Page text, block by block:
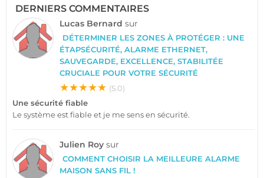
DERNIERS COMMENTAIRES
Lucas Bernard sur
DÉTERMINER LES ZONES À PROTÉGER : UNE
ÉTAPSÉCURITÉ, ALARME ETHERNET,
SAUVEGARDE, EXCELLENCE, STABILITÉE
CRUCIALE POUR VOTRE SÉCURITÉ
★★★★★ (5.0)
Une sécurité fiable
Le système est fiable et je me sens en sécurité.
Julien Roy sur
COMMENT CHOISIR LA MEILLEURE ALARME
MAISON SANS FIL !